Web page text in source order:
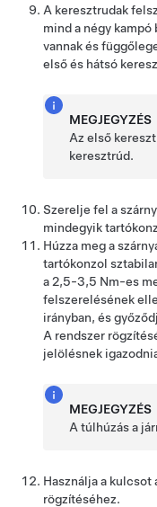
A keresztrudak
mind a négy
vannak és
első és hátsó
MEGJEGYZÉS
Az első
keresztrúd.
Szerelje fel a
mindegyik
Húzza meg a
tartókonzol
a 2,5-3,5 Nm-es
felszerelésének
irányban, és
A rendszer
jelölésnek
MEGJEGYZÉS
A túlhúzás a
Használja a kulcsot
rögzítéséhez.